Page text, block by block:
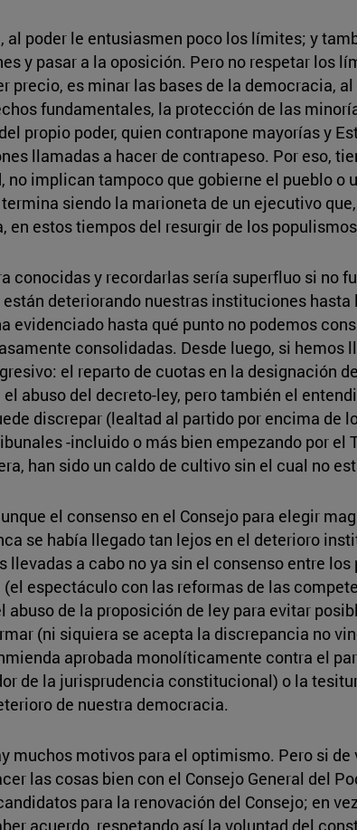
al poder le entusiasmen poco los límites; y
y pasar a la oposición. Pero no respetar los
precio, es minar las bases de la democracia,
fundamentales, la protección de las
propio poder, quien contrapone mayorías y
llamadas a hacer de contrapeso. Por eso,
implican tampoco que gobierne el pueblo o
siendo la marioneta de un ejecutivo
en estos tiempos del resurgir de los
conocidas y recordarlas sería superfluo si no
deteriorando nuestras instituciones
evidenciado hasta qué punto no podemos
consolidadas. Desde luego, si hemos
el reparto de cuotas en la designación
abuso del decreto-ley, pero también el
discrepar (lealtad al partido por encima de
-incluido o más bien empezando por
han sido un caldo de cultivo sin el cual no
el consenso en el Consejo para elegir
se había llegado tan lejos en el deterioro
a cabo no ya sin el consenso entre
espectáculo con las reformas de las
de la proposición de ley para evitar
(ni siquiera se acepta la discrepancia no
aprobada monolíticamente contra el
de la jurisprudencia constitucional) o la
de nuestra democracia.
muchos motivos para el optimismo. Pero si
las cosas bien con el Consejo General del
para la renovación del Consejo; en
acuerdo, respetando así la voluntad del